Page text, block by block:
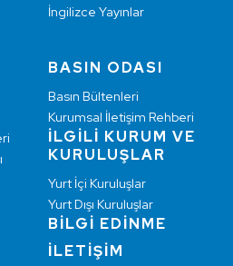
İngilizce Yayınlar
BASIN ODASI
Basın Bültenleri
Kurumsal İletişim Rehberi
İLGİLİ KURUM VE
KURULUŞLAR
Yurt İçi Kuruluşlar
Yurt Dışı Kuruluşlar
BİLGİ EDİNME
İLETİŞİM